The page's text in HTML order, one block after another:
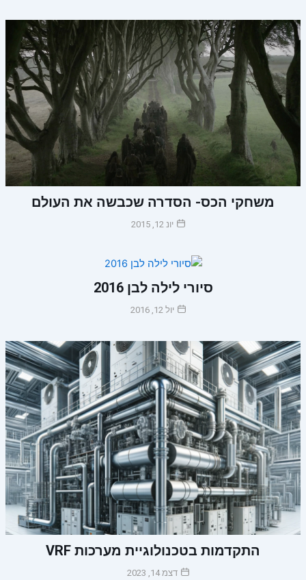
משחקי הכס- הסדרה שכבשה את העולם
יונ 12, 2015
סיורי לילה לבן 2016
יול 12, 2016
התקדמות בטכנולוגיית מערכות VRF
דצמ 14, 2023